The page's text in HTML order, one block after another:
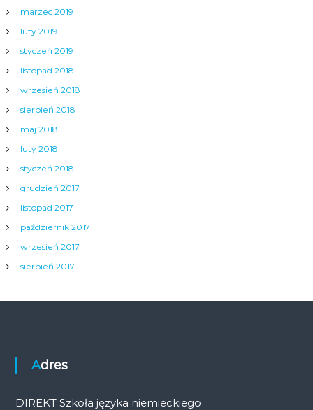
marzec 2019
luty 2019
styczeń 2019
listopad 2018
wrzesień 2018
sierpień 2018
maj 2018
luty 2018
styczeń 2018
grudzień 2017
listopad 2017
październik 2017
wrzesień 2017
sierpień 2017
Adres
DIREKT Szkoła języka niemieckiego